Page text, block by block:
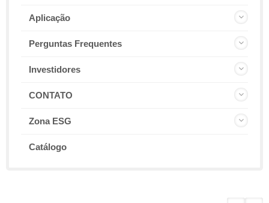
Aplicação
Perguntas Frequentes
Investidores
CONTATO
Zona ESG
Catálogo